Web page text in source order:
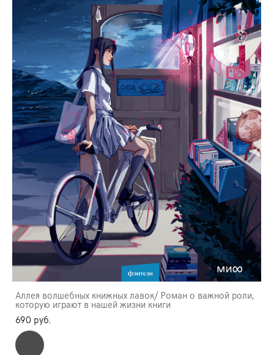
Аллея волшебных книжных лавок/ Роман о важной роли,
которую играют в нашей жизни книги
690 pуб.